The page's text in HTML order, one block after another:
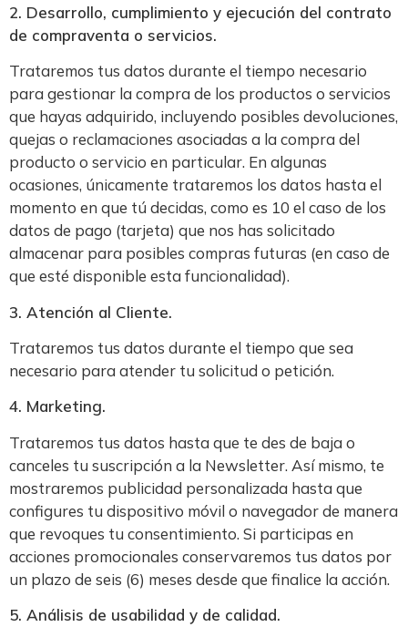
2. Desarrollo, cumplimiento y ejecución del contrato
de compraventa o servicios.
Trataremos tus datos durante el tiempo necesario
para gestionar la compra de los productos o servicios
que hayas adquirido, incluyendo posibles devoluciones,
quejas o reclamaciones asociadas a la compra del
producto o servicio en particular. En algunas
ocasiones, únicamente trataremos los datos hasta el
momento en que tú decidas, como es 10 el caso de los
datos de pago (tarjeta) que nos has solicitado
almacenar para posibles compras futuras (en caso de
que esté disponible esta funcionalidad).
3. Atención al Cliente.
Trataremos tus datos durante el tiempo que sea
necesario para atender tu solicitud o petición.
4. Marketing.
Trataremos tus datos hasta que te des de baja o
canceles tu suscripción a la Newsletter. Así mismo, te
mostraremos publicidad personalizada hasta que
configures tu dispositivo móvil o navegador de manera
que revoques tu consentimiento. Si participas en
acciones promocionales conservaremos tus datos por
un plazo de seis (6) meses desde que finalice la acción.
5. Análisis de usabilidad y de calidad.